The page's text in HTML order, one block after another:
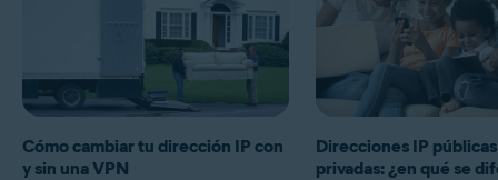
Cómo cambiar tu dirección IP con
y sin una VPN
Direcciones IP
privadas: ¿en qué se